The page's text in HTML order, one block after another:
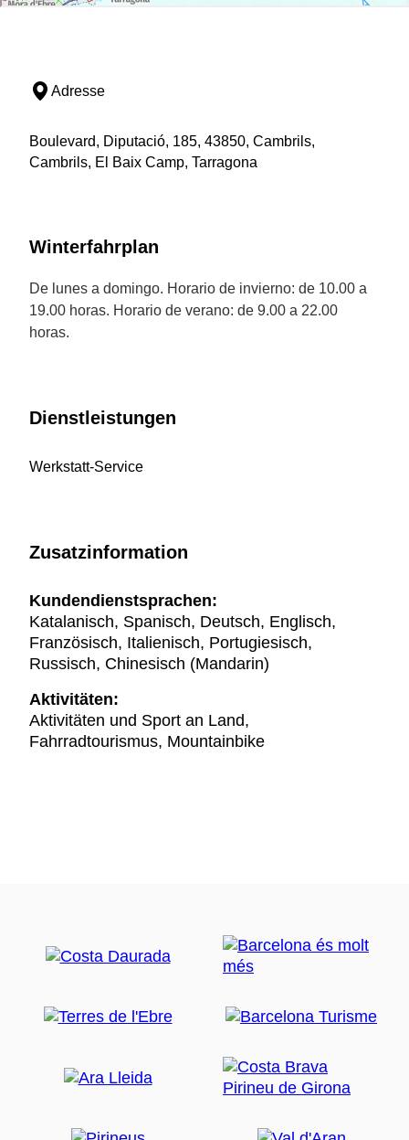
Adresse
Boulevard, Diputació, 185, 43850, Cambrils,
Cambrils, El Baix Camp, Tarragona
Winterfahrplan
De lunes a domingo. Horario de invierno: de 10.00 a
19.00 horas. Horario de verano: de 9.00 a 22.00
horas.
Dienstleistungen
Werkstatt-Service
Zusatzinformation
Kundendienstsprachen:
Katalanisch, Spanisch, Deutsch, Englisch,
Französisch, Italienisch, Portugiesisch,
Russisch, Chinesisch (Mandarin)
Aktivitäten:
Aktivitäten und Sport an Land,
Fahrradtourismus, Mountainbike